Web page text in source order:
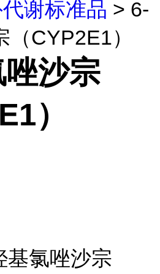
谢标准品 > 6-
CYP2E1）
沙宗
）
基氯唑沙宗